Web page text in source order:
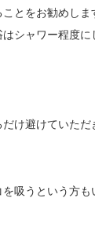
とをお勧めしま
シャワー程度に
け避けていただ
吸うという方